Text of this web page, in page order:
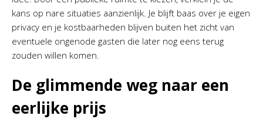
kans op nare situaties aanzienlijk. Je blijft baas over je eigen
privacy en je kostbaarheden blijven buiten het zicht van
eventuele ongenode gasten die later nog eens terug
zouden willen komen.
De glimmende weg naar een
eerlijke prijs